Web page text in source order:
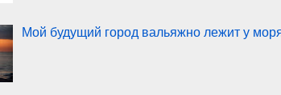
Мой будущий город вальяжно лежит у